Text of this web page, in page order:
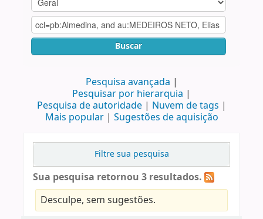
Buscar
Pesquisa avançada
Pesquisar por hierarquia
Pesquisa de autoridade
Nuvem de tags
Mais popular
Sugestões de aquisição
Filtre sua pesquisa
Sua pesquisa retornou 3 resultados.
Desculpe, sem sugestões.